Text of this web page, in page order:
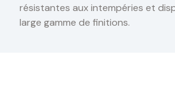
résistantes aux intempéries et
large gamme de finitions.